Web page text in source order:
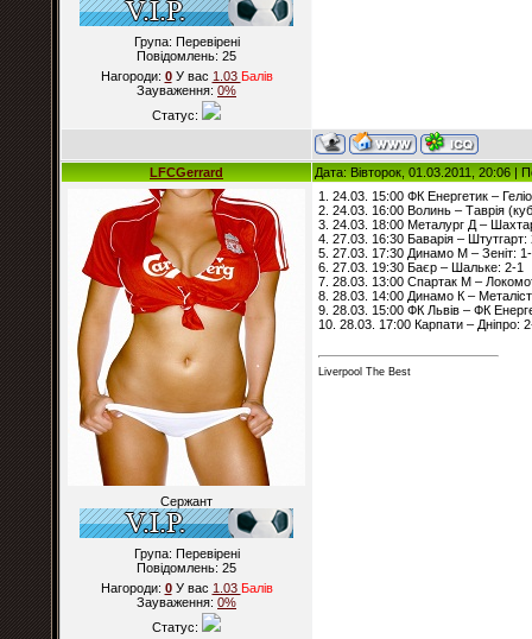
Група: Перевірені
Повідомлень: 25
Нагороди: 0У вас 1.03 Балiв
Зауваження: 0%
Статус:
LFCGerrard Дата: Вівторок, 01.03.2011, 20:06 |
Сержант
Група: Перевірені
Повідомлень: 25
Нагороди: 0У вас 1.03 Балiв
Зауваження: 0%
Статус:
1. 24.03. 15:00 ФК Енергетик –
2. 24.03. 16:00 Волинь – Таврія
3. 24.03. 18:00 Металург Д –
4. 27.03. 16:30 Баварія – Штутгарт:
5. 27.03. 17:30 Динамо М – Зеніт:
6. 27.03. 19:30 Баєр – Шальке: 2-1
7. 28.03. 13:00 Спартак М –
8. 28.03. 14:00 Динамо К –
9. 28.03. 15:00 ФК Львів – ФК
10. 28.03. 17:00 Карпати – Дніпро:
Liverpool The Best